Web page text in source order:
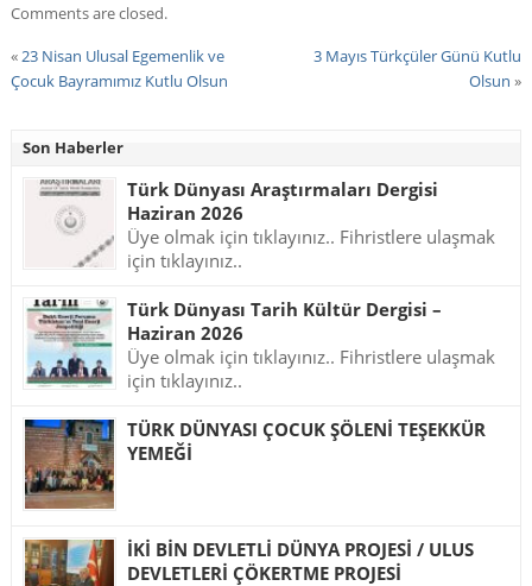
Comments are closed.
« 23 Nisan Ulusal Egemenlik ve
Çocuk Bayramımız Kutlu Olsun
3 Mayıs Türkçüler Günü Kutlu
Olsun »
Son Haberler
Türk Dünyası Araştırmaları Dergisi
Haziran 2026
Üye olmak için tıklayınız.. Fihristlere ulaşmak
için tıklayınız..
Türk Dünyası Tarih Kültür Dergisi –
Haziran 2026
Üye olmak için tıklayınız.. Fihristlere ulaşmak
için tıklayınız..
TÜRK DÜNYASI ÇOCUK ŞÖLENİ TEŞEKKÜR
YEMEĞİ
İKİ BİN DEVLETLİ DÜNYA PROJESİ / ULUS
DEVLETLERİ ÇÖKERTME PROJESİ